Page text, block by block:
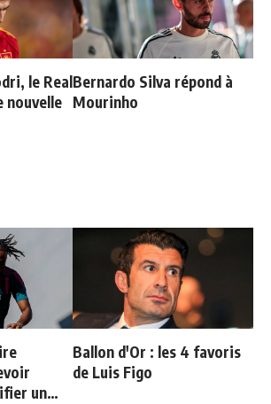
le Real
nouvelle
Bernardo Silva répond à
Mourinho
un
Ballon d'Or : les 4 favoris
de Luis Figo